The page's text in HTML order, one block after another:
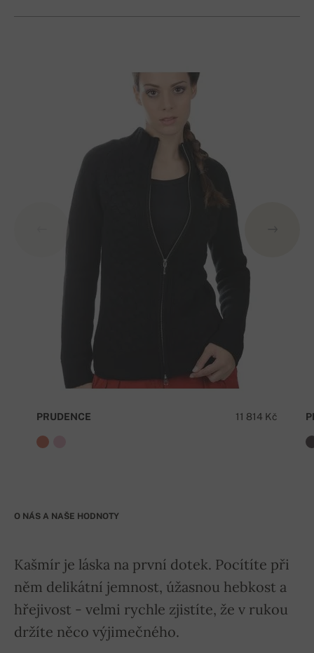
11 814 Kč
PRUDENCE
O NÁS A NAŠE HODNOTY
Kašmír je láska na první dotek. Pocítíte při
něm delikátní jemnost, úžasnou hebkost a
hřejivost - velmi rychle zjistíte, že v rukou
držíte něco výjimečného.